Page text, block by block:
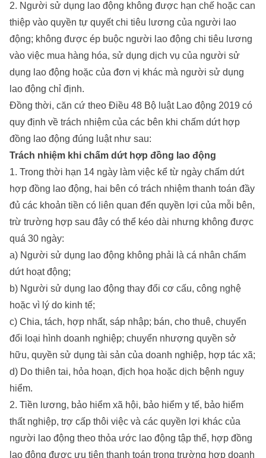
2. Người sử dụng lao động không được hạn chế hoặc can
thiệp vào quyền tự quyết chi tiêu lương của người lao
động; không được ép buộc người lao động chi tiêu lương
vào việc mua hàng hóa, sử dụng dịch vụ của người sử
dụng lao động hoặc của đơn vị khác mà người sử dụng
lao động chỉ định.
Đồng thời, căn cứ theo Điều 48 Bộ luật Lao động 2019 có
quy định về trách nhiệm của các bên khi chấm dứt hợp
đồng lao động đúng luật như sau:
Trách nhiệm khi chấm dứt hợp đồng lao động
1. Trong thời hạn 14 ngày làm việc kể từ ngày chấm dứt
hợp đồng lao động, hai bên có trách nhiệm thanh toán đầy
đủ các khoản tiền có liên quan đến quyền lợi của mỗi bên,
trừ trường hợp sau đây có thể kéo dài nhưng không được
quá 30 ngày:
a) Người sử dụng lao động không phải là cá nhân chấm
dứt hoạt động;
b) Người sử dụng lao động thay đổi cơ cấu, công nghệ
hoặc vì lý do kinh tế;
c) Chia, tách, hợp nhất, sáp nhập; bán, cho thuê, chuyển
đổi loại hình doanh nghiệp; chuyển nhượng quyền sở
hữu, quyền sử dụng tài sản của doanh nghiệp, hợp tác xã;
d) Do thiên tai, hỏa hoạn, địch họa hoặc dịch bệnh nguy
hiểm.
2. Tiền lương, bảo hiểm xã hội, bảo hiểm y tế, bảo hiểm
thất nghiệp, trợ cấp thôi việc và các quyền lợi khác của
người lao động theo thỏa ước lao động tập thể, hợp đồng
lao động được ưu tiên thanh toán trong trường hợp doanh